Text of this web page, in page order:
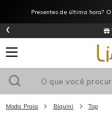
Presentes de última hora?
‹
Moda Praia Biquíni Top